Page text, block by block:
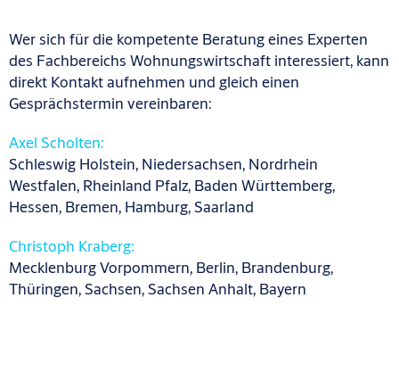
Wer sich für die kompetente Beratung eines Experten
des Fachbereichs Wohnungswirtschaft interessiert, kann
direkt Kontakt aufnehmen und gleich einen
Gesprächstermin vereinbaren:
Axel Scholten:
Schleswig Holstein, Niedersachsen, Nordrhein
Westfalen, Rheinland Pfalz, Baden Württemberg,
Hessen, Bremen, Hamburg, Saarland
Christoph Kraberg:
Mecklenburg Vorpommern, Berlin, Brandenburg,
Thüringen, Sachsen, Sachsen Anhalt, Bayern